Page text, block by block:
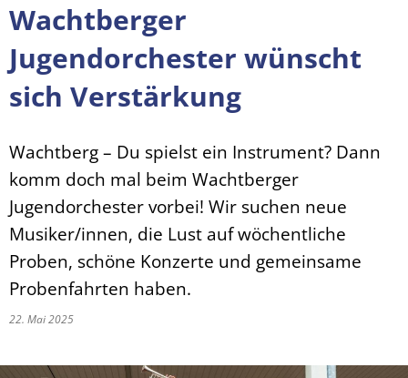
Wachtberger
Jugendorchester wünscht
sich Verstärkung
Wachtberg – Du spielst ein Instrument? Dann
komm doch mal beim Wachtberger
Jugendorchester vorbei! Wir suchen neue
Musiker/innen, die Lust auf wöchentliche
Proben, schöne Konzerte und gemeinsame
Probenfahrten haben.
22. Mai 2025